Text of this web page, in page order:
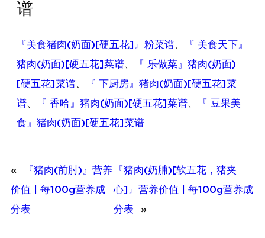
谱
『美食猪肉(奶面)[硬五花]』粉菜谱、
『 美食天下』
猪肉(奶面)[硬五花]菜谱、
『 乐做菜』猪肉(奶面)
[硬五花]菜谱、
『 下厨房』猪肉(奶面)[硬五花]菜
谱、 『 香哈』猪肉(奶面)[硬五花]菜谱、
『 豆果美
食』猪肉(奶面)[硬五花]菜谱
«
『猪肉(前肘)』营养
价值 | 每100g营养成
分表
『猪肉(奶脯)[软五花，猪夹
心]』营养价值 | 每100g营养成
分表
»